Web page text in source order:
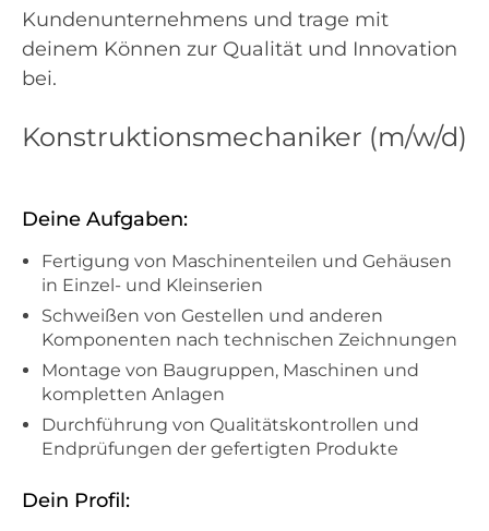
Kundenunternehmens und trage mit
deinem Können zur Qualität und Innovation
bei.
Konstruktionsmechaniker (m/w/d)
Deine Aufgaben:
Fertigung von Maschinenteilen und Gehäusen
in Einzel- und Kleinserien
Schweißen von Gestellen und anderen
Komponenten nach technischen Zeichnungen
Montage von Baugruppen, Maschinen und
kompletten Anlagen
Durchführung von Qualitätskontrollen und
Endprüfungen der gefertigten Produkte
Dein Profil: